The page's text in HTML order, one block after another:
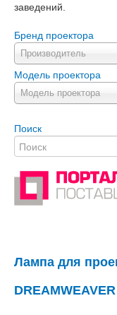
заведений.
Бренд проектора
Производитель
Модель проектора
Модель проектора
Поиск
Лампа для